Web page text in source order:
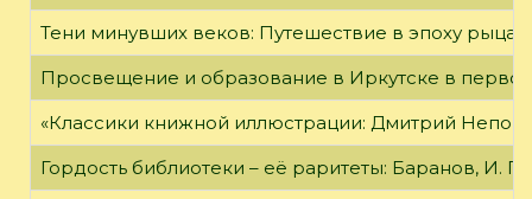
Тени минувших веков: Путешествие в эпоху
Просвещение и образование в Иркутске в
«Классики книжной иллюстрации: Дмитрий
Гордость библиотеки – её раритеты: Баранов, И.